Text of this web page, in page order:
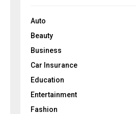
o
:
Auto
Beauty
Business
Car Insurance
Education
Entertainment
Fashion